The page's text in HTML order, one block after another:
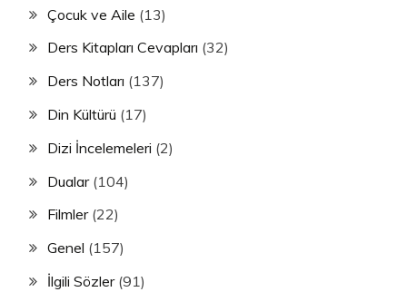
Çocuk ve Aile (13)
Ders Kitapları Cevapları (32)
Ders Notları (137)
Din Kültürü (17)
Dizi İncelemeleri (2)
Dualar(104)
Filmler(22)
Genel (157)
İlgili Sözler(91)